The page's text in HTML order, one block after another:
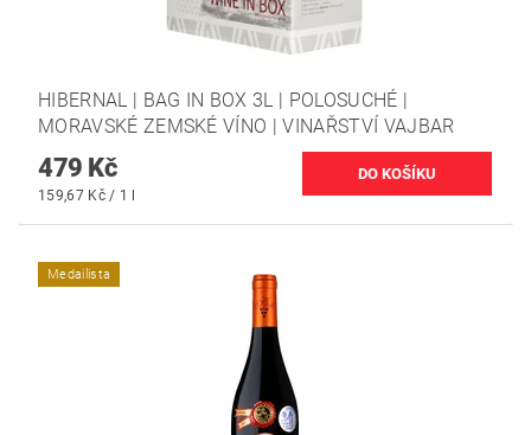
HIBERNAL | BAG IN BOX 3L | POLOSUCHÉ |
MORAVSKÉ ZEMSKÉ VÍNO | VINAŘSTVÍ VAJBAR
479 Kč
159,67 Kč / 1 l
Medailista